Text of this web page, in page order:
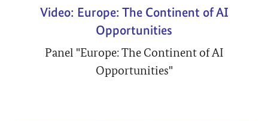
Video: Europe: The Continent of AI
Opportunities
Panel "Europe: The Continent of AI
Opportunities"